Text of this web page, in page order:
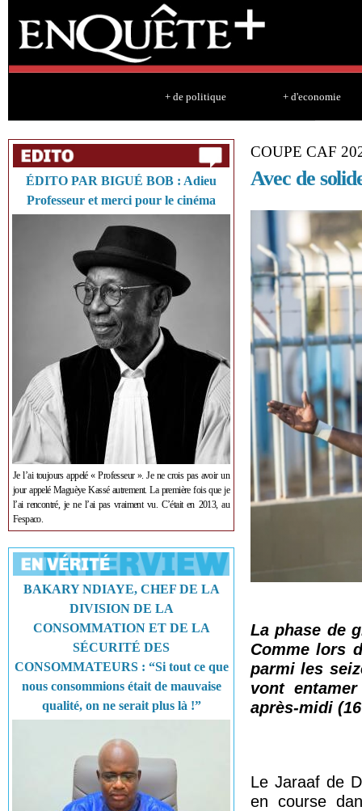
+ de politique + d'economie
ÉDITO PAR BIGUÉ BOB : Adieu
Professeur et merci pour le cinéma
Je l’ai toujours appelé « Professeur ». Je ne crois pas avoir un
jour appelé Maguèye Kassé autrement. La première fois que je
l’ai rencontré, je ne l’ai pas vraiment vu. C’était en 2013, au
Fespaco.
BAKARY NDIAYE, CHEF DE LA
DIVISION DE LA
CONSOMMATION ET DE LA
SÉCURITÉ DES
CONSOMMATEURS : “Si tout ce que
nous consommions était de mauvaise
qualité, on ne serait plus là !”
COUPE CAF
Avec de
La phase de
Comme lors
parmi les
vont
après-midi
Le Jaraaf de
en course